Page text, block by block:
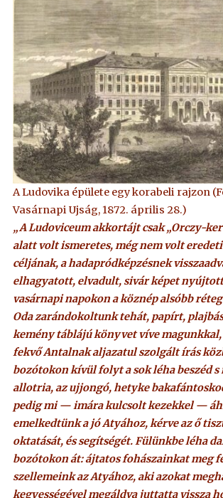
A Ludovika épülete egy korabeli rajzon
Vasárnapi Ujság, 1872. április 28.)
„A Ludoviceum akkortájt csak „Orczy-
alatt volt ismeretes, még nem volt
céljának, a hadapródképzésnek
elhagyatott, elvadult, sivár képet
vasárnapi napokon a köznép alsóbb
Oda zarándokoltunk tehát, papírt,
kemény táblájú könyvet víve magunkkal,
fekvő Antalnak aljazatul szolgált írás
bozótokon kívül folyt a sok léha beszéd
allotria, az ujjongó, hetyke
pedig mi — imára kulcsolt kezekkel —
emelkedtünk a jó Atyához, kérve az ő
oktatását, és segítségét. Fülünkbe léha
bozótokon át: ájtatos fohászainkat meg
szellemeink az Atyához, aki azokat
kegyességével megáldva juttatta vissza